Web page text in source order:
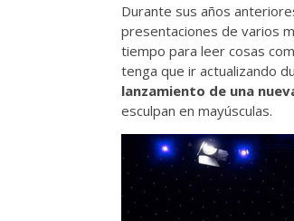
Durante sus años
presentaciones de varios
tiempo para leer cosas
tenga que ir actualizando
lanzamiento de una
esculpan en mayúsculas.